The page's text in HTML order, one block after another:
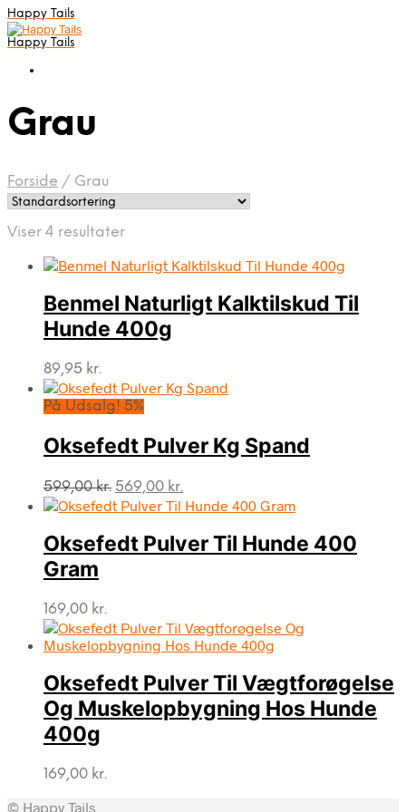
Happy Tails
Happy Tails
Grau
Forside / Grau
Viser 4 resultater
Benmel Naturligt Kalktilskud Til
Hunde 400g
89,95 kr.
På Udsalg! 5%
Oksefedt Pulver Kg Spand
599,00kr. Den
oprindelige
var:
599,00 kr..
569,00 kr.
aktuelle
er:
569,00 kr..
Oksefedt Pulver Til Hunde 400
Gram
169,00 kr.
Oksefedt Pulver Til Vægtforøgelse
Og Muskelopbygning Hos Hunde
400g
169,00 kr.
© Happy Tails